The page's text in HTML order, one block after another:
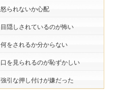
怒られないか心配
目隠しされているのが怖い
何をされるか分からない
口を見られるのが恥ずかしい
強引な押し付けが嫌だった